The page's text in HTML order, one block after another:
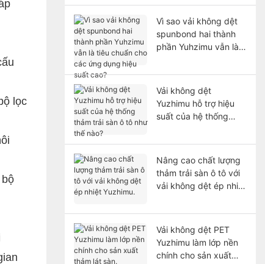
lọc
Vì sao vải không dệt
spunbond hai thành
phần Yuhzimu vẫn là
ứng dụng hiệu suất
cao?
Vải không dệt
Yuzhimu hỗ trợ hiệu
suất của hệ thống
thế nào?
Nâng cao chất lượng
thảm trải sàn ô tô với
vải không dệt ép nhiệt
Vải không dệt PET
Yuzhimu làm lớp nền
chính cho sản xuất